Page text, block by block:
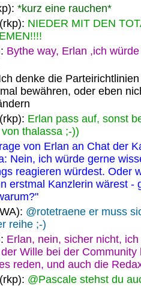
*kurz eine rauchen*
NIEDER MIT DEN
Bythe way, Erlan ,ich
denke die
bewähren, oder eben
Erlan pass auf, sonst
thalassa ;-))
von Erlan an Chat der
Nein, ich würde gerne
reagieren würdest. Oder
erstmal Kanzlerin wärest -
@rotetraene er muss
reihe ;-)
Erlan, nein, sicher nicht,
Wille bei der
reden, und auch die
@Pascale stehst du